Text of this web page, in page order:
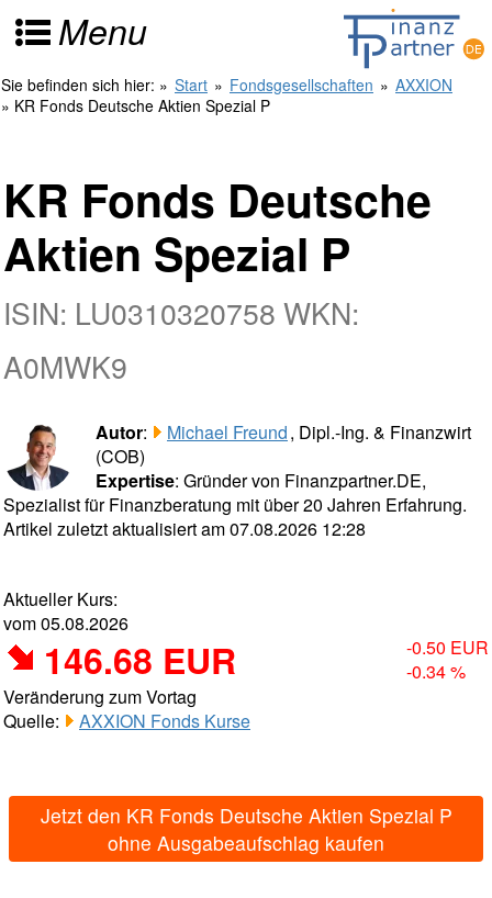
Menu
Sie befinden sich hier: » Start » Fondsgesellschaften » AXXION
» KR Fonds Deutsche Aktien Spezial P
KR Fonds Deutsche
Aktien Spezial P
ISIN: LU0310320758 WKN:
A0MWK9
Autor: Michael Freund, Dipl.-Ing. & Finanzwirt
(COB)
Expertise: Gründer von Finanzpartner.DE,
Spezialist für Finanzberatung mit über 20 Jahren Erfahrung.
Artikel zuletzt aktualisiert am 07.08.2026 12:28
Aktueller Kurs:
vom 05.08.2026
146.68 EUR
-0.50 EUR
-0.34 %
Veränderung zum Vortag
Quelle:
AXXION Fonds Kurse
Jetzt den KR Fonds Deutsche Aktien Spezial P
ohne Ausgabeaufschlag kaufen